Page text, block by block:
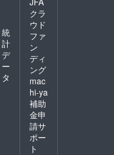
統
計
デ
ー
タ
クラ
ウド
ファ
ン
ディ
ング
mac
hi-ya
補助
金申
請サ
ポー
ト